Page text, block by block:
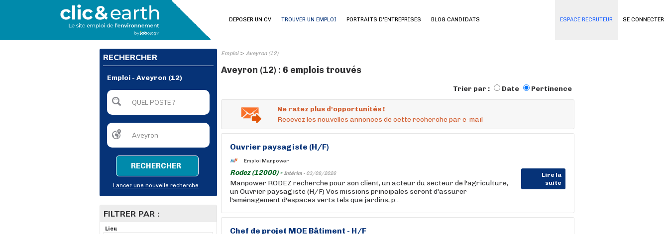
SE CONNECTER
DEPOSER UN CV TROUVER UN EMPLOI PORTRAITS D'ENTREPRISES BLOG CANDIDATS ESPACE RECRUTEUR
RECHERCHER
Emploi - Aveyron (12)
RECHERCHER
Lancer une nouvelle recherche
FILTRER PAR :
Lieu
Emploi> Aveyron (12)
Aveyron (12) : 6 emplois trouvés
Trier par : Date Pertinence
Ne ratez plus d'opportunités !
Recevez les nouvelles annonces de cette recherche par e-mail
Ouvrier paysagiste (H/F)
Emploi Manpower
Rodez (12000) -Intérim - 03/08/2026
Lire la
suite
Manpower RODEZ recherche pour son client, un acteur du secteur de l'agriculture,
un Ouvrier paysagiste (H/F) Vos missions principales seront d'assurer
l'aménagement d'espaces verts tels que jardins, p...
Chef de projet MOE Bâtiment - H/F